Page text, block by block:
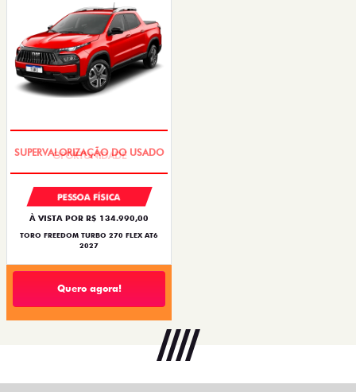
PESSOA FÍSICA
À VISTA POR R$ 134.990,00
TORO FREEDOM TURBO 270 FLEX AT6
2027
Quero agora!